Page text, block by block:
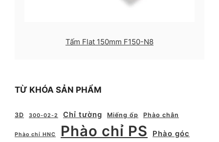
Tấm Flat 150mm F150-N8
TỪ KHÓA SẢN PHẨM
3D 300-02-2 Chỉ tường Miếng ốp Phào chân
Phào chỉ HNC Phào chỉ PS
Phào góc